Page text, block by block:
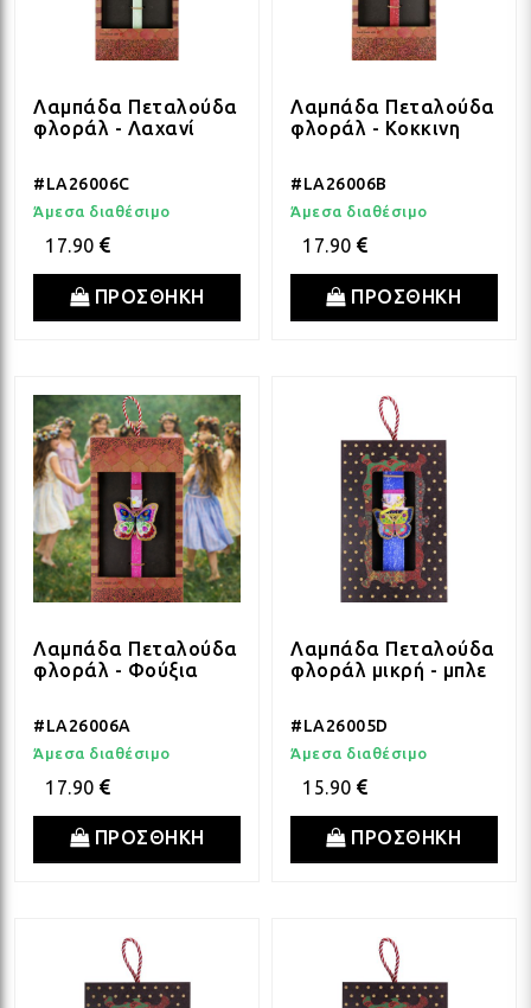
Λαμπάδα Πεταλούδα
φλοράλ - Λαχανί
#LA26006C
Άμεσα διαθέσιμο
17.90
ΠΡΟΣΘΗΚΗ
Λαμπάδα Πεταλούδα
φλοράλ - Κοκκινη
#LA26006B
Άμεσα διαθέσιμο
17.90
ΠΡΟΣΘΗΚΗ
Λαμπάδα Πεταλούδα
φλοράλ - Φούξια
#LA26006A
Άμεσα διαθέσιμο
17.90
ΠΡΟΣΘΗΚΗ
Λαμπάδα Πεταλούδα
φλοράλ μικρή - μπλε
#LA26005D
Άμεσα διαθέσιμο
15.90
ΠΡΟΣΘΗΚΗ